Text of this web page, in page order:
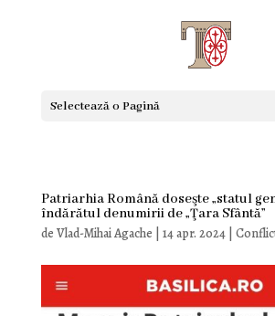
Selectează o Pagină
Patriarhia Română doseşte „statul
îndărătul denumirii de „Ţara Sfântă”
de Vlad-Mihai Agache 14 apr. 2024|